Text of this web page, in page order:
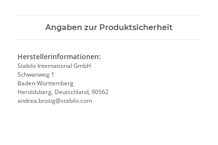
Angaben zur Produktsicherheit
Herstellerinformationen:
Stabilo International GmbH
Schwanweg 1
Baden-Württemberg
Heroldsberg, Deutschland, 90562
andrea.brosig@stabilo.com